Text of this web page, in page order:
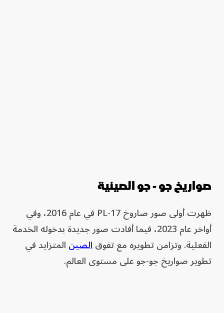
صواريخ جو - جو الصينية
ظهرت أولى صور صاروخ PL-17 في عام 2016، وفي
أواخر عام 2023، فيما أفادت صور جديدة بدخوله الخدمة
الفعلية. وتزامن تطويره مع تفوقالصينالمتزايد في
تطوير صواريخ جو-جو على مستوى العالم.